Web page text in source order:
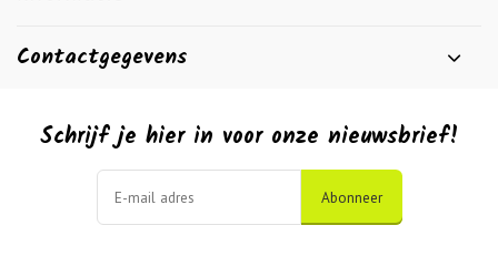
Contactgegevens
Schrijf je hier in voor onze nieuwsbrief!
Abonneer